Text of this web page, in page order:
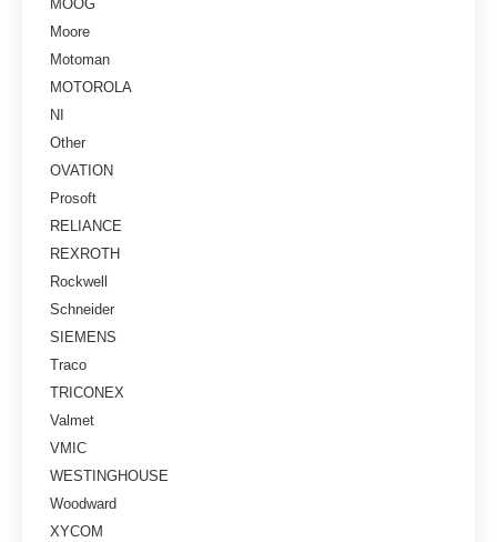
MOOG
Moore
Motoman
MOTOROLA
NI
Other
OVATION
Prosoft
RELIANCE
REXROTH
Rockwell
Schneider
SIEMENS
Traco
TRICONEX
Valmet
VMIC
WESTINGHOUSE
Woodward
XYCOM